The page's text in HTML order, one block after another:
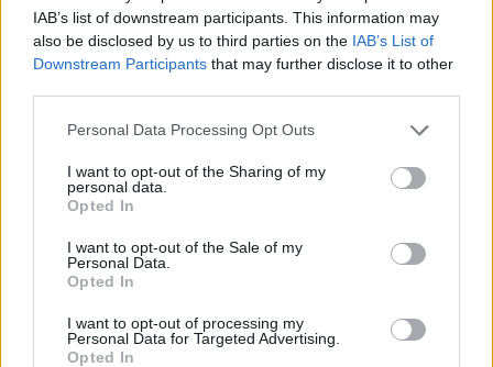
IAB’s list of downstream participants. This information may
also be disclosed by us to third parties on the IAB’s List of
Downstream Participants that may further disclose it to other
Please note that this website/app uses one or more Google
not limited to your visit or usage behaviour. You may click to
grant or deny consent to Google and its third-party tags to
use your data for below specified purposes in below Google
consent section.
Personal Data Processing Opt Outs
I want to opt-out of the Sharing of my
personal data.
Opted In
I want to opt-out of the Sale of my
Personal Data.
Opted In
I want to opt-out of processing my
Personal Data for Targeted Advertising.
Opted In
ανακαλύψετε